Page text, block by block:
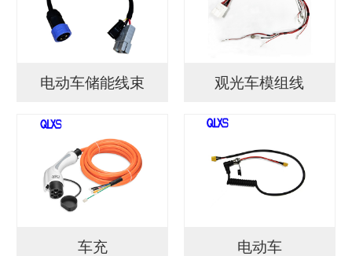
电动车储能线束 观光车模组线
车充 电动车